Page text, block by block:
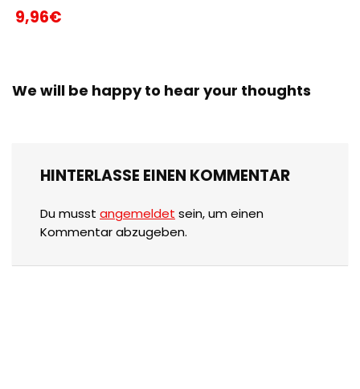
9,96€
We will be happy to hear your thoughts
HINTERLASSE EINEN KOMMENTAR
Du musst angemeldet sein, um einen
Kommentar abzugeben.